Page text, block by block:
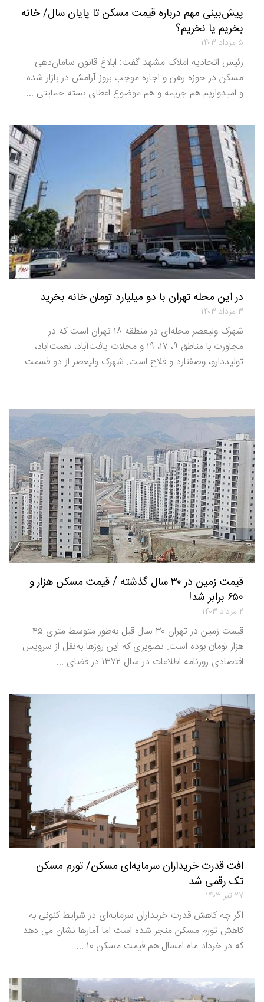
پیش‌بینی مهم درباره قیمت مسکن تا پایان سال/ خانه
بخریم یا نخریم؟
۵ مرداد ۱۴۰۳
رئیس اتحادیه املاک مشهد گفت: ابلاغ قانون سامان‌دهی
مسکن در حوزه رهن و اجاره موجب بروز آرامش در بازار شده
و امیدواریم هم جریمه و هم موضوع اعطای بسته حمایتی ...
در این محله تهران با دو میلیارد تومان خانه بخرید
۳ مرداد ۱۴۰۳
شهرک ولیعصر محله‌ای در منطقه ۱۸ تهران است که در
مجاورت با مناطق ۹، ۱۷، ۱۹ و محلات یافت‌آباد، نعمت‌آباد،
تولیددارو، وصفنارد و فلاح است. شهرک ولیعصر از دو قسمت
...
قیمت زمین در ۳۰ سال گذشته / قیمت مسکن هزار و
۶۵۰ برابر شد!
۲ مرداد ۱۴۰۳
قیمت زمین در تهران ۳۰ سال قبل به‌طور متوسط متری ۴۵
هزار تومان بوده است. تصویری که این روزها به‌نقل از سرویس
اقتصادی روزنامه اطلاعات در سال ۱۳۷۲ در فضای ...
افت قدرت خریداران سرمایه‌ای مسکن/ تورم مسکن
تک رقمی شد
۲۷ تیر ۱۴۰۳
اگر چه کاهش قدرت خریداران سرمایه‌ای در شرایط کنونی به
کاهش تورم مسکن منجر شده است اما آمارها نشان می دهد
که در خرداد ماه امسال هم قیمت مسکن ۱۰ ...